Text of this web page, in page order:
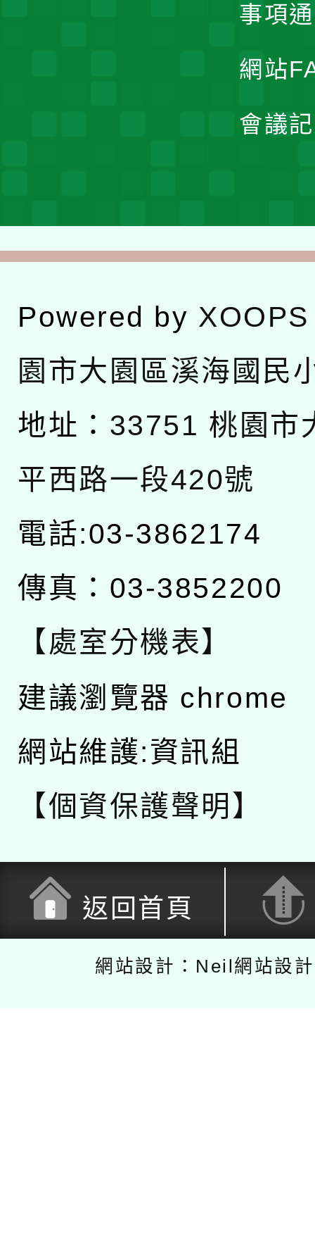
事項
網站
會議
Powered by XOOPS
園市大園區溪海國民
地址： 33751 桃園市
平西路一段420號
電話:03-3862174
傳真：03-3852200
【處室分機表】
建議瀏覽器 chrome
網站維護:資訊組
【個資保護聲明】
返回首頁
網站設計：Neil網站設